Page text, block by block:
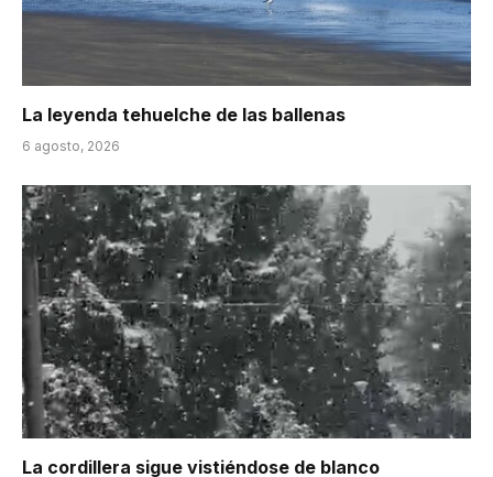
La leyenda tehuelche de las ballenas
6 agosto, 2026
La cordillera sigue vistiéndose de blanco